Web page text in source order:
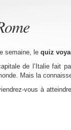
semaine, le quiz
de l’Italie fait
Mais la
vous à